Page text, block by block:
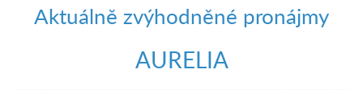
Aktuálně zvýhodněné pronájmy
AURELIA